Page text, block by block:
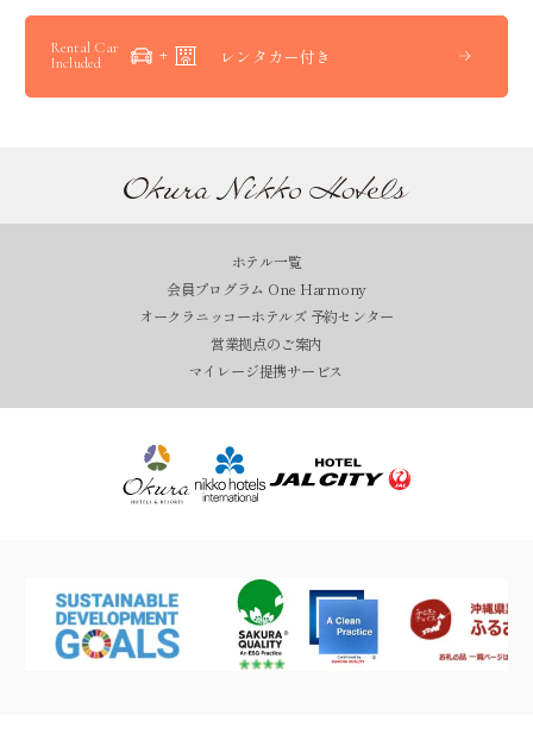
Rental Car
Included
レンタカー付き
ホテル一覧
会員プログラム One Harmony
オークラニッコーホテルズ 予約センター
営業拠点のご案内
マイレージ提携サービス